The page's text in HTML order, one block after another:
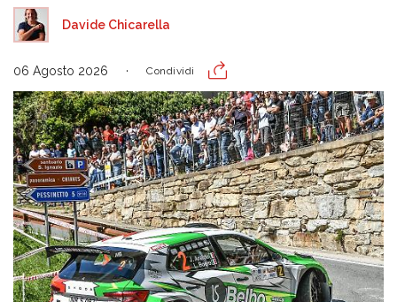
Davide Chicarella
06 Agosto 2026 Condividi